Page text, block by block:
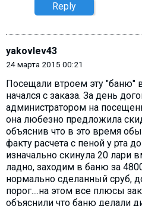
Reply
yakovlev43
24 марта 2015 00:21
Посещали втроем эту "баню"
начался с заказа. За день
администратором на
она любезно предложила
объяснив что в это время
факту расчета с пеной у рта
изначально скинула 20 лари
ладно, заходим в баню за
нормально сделанный сруб,
порог....на этом все плюсы
объяснили что баню делали